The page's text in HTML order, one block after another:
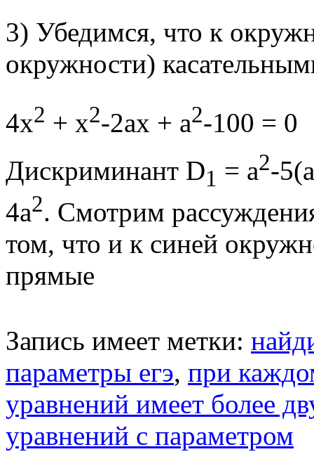
3) Убедимся, что к
окружности)
4х2 + х2-2ах + а2-100 =
Дискриминант D1 = a2-5(a
4a2. Смотрим
том, что и к синей
прямые
Запись имеет метки:
параметры егэ, при
уравнений имеет более
уравнений с параметром